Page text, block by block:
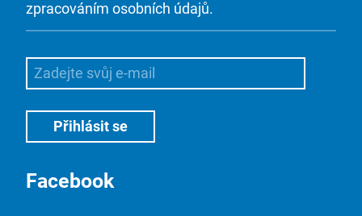
zpracováním osobních údajů.
Facebook